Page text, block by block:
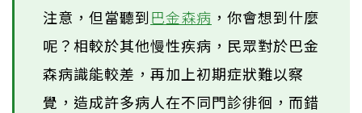
注意，但當聽到巴金森病 ，你會想到什麼
呢？相較於其他慢性疾病，民眾對於巴金
森病識能較差，再加上初期症狀難以察
覺，造成許多病人在不同門診徘徊，而錯